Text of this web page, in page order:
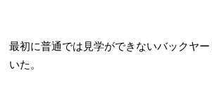
最初に普通では見学ができないバックヤ
いた。